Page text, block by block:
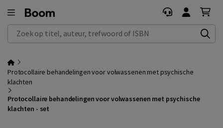
Zoek op titel, auteur, trefwoord of ISBN
Protocollaire behandelingen voor volwassenen met psychische
klachten
Protocollaire behandelingen voor volwassenen met psychische
klachten - set